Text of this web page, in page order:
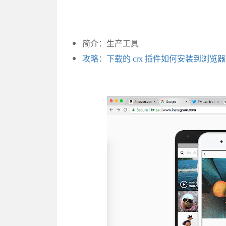
简介：生产工具
攻略：下载的 crx 插件如何安装到浏览